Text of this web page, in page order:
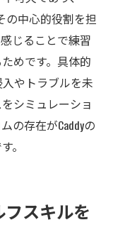
の中心的役割を担
じることで練習
めです。具体的
やトラブルを未
シミュレーショ
の存在がCaddyの
。
フスキルを